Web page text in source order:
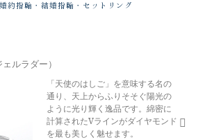
約指輪・結婚指輪・セットリング
ルラダー）
「天使のはしご」を意味する名の
通り、天上からふりそそぐ陽光の
ように光り輝く逸品です。綿密に
計算されたVラインがダイヤモンド
を最も美しく魅せます。